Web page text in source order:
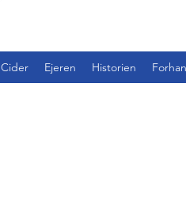
Cider Ejeren Historien